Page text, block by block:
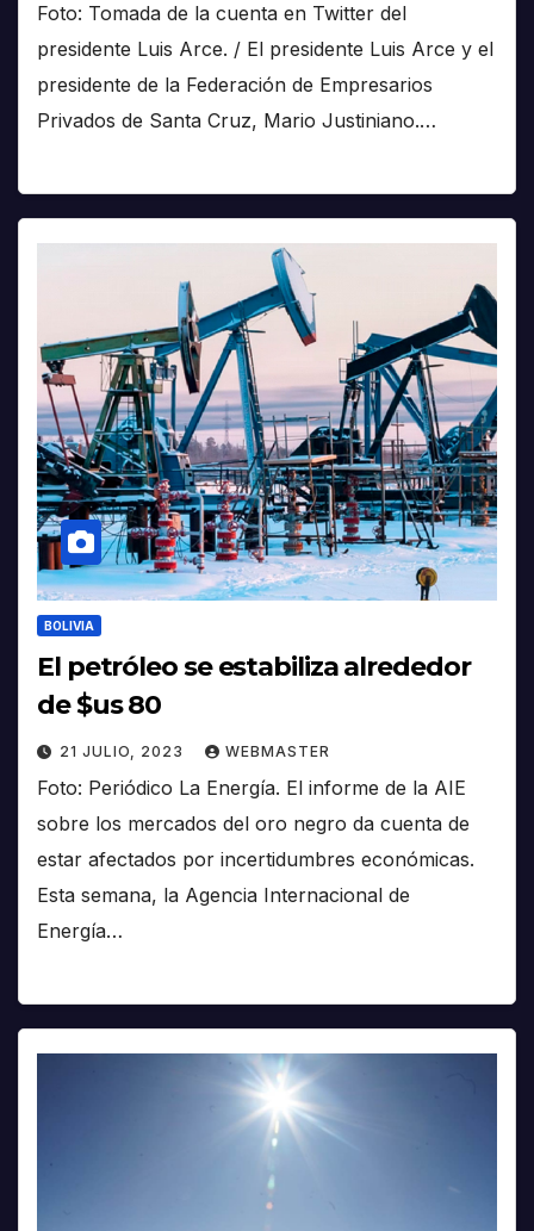
Foto: Tomada de la cuenta en Twitter del
presidente Luis Arce. / El presidente Luis Arce y el
presidente de la Federación de Empresarios
Privados de Santa Cruz, Mario Justiniano.…
BOLIVIA
El petróleo se estabiliza alrededor
de $us 80
21 JULIO, 2023 WEBMASTER
Foto: Periódico La Energía. El informe de la AIE
sobre los mercados del oro negro da cuenta de
estar afectados por incertidumbres económicas.
Esta semana, la Agencia Internacional de
Energía…